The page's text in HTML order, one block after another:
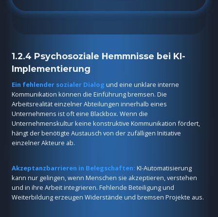
1.2.4 Psychosoziale Hemmnisse bei KI-
Implementierung
Ein fehlender sozialer Dialog und eine unklare interne
Kommunikation können die Einführung bremsen. Die
Arbeitsrealität einzelner Abteilungen innerhalb eines
Unternehmens ist oft eine Blackbox. Wenn die
Unternehmenskultur keine konstruktive Kommunikation fördert,
hängt der benötigte Austausch von der zufälligen Initiative
einzelner Akteure ab.
Akzeptanzbarrieren in Belegschaften: KI-Automatisierung
kann nur gelingen, wenn Menschen sie akzeptieren, verstehen
und in ihre Arbeit integrieren. Fehlende Beteiligung und
Weiterbildung erzeugen Widerstände und bremsen Projekte aus.